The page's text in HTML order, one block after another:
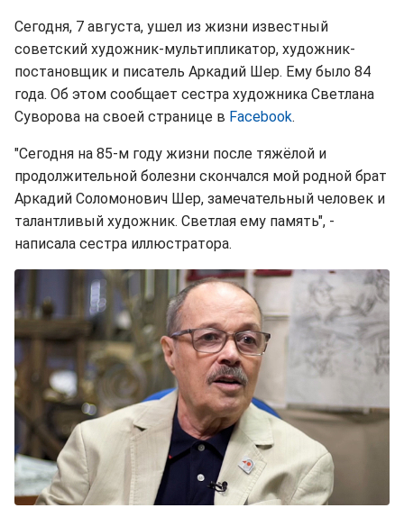
Сегодня, 7 августа, ушел из жизни известный
советский художник-мультипликатор, художник-
постановщик и писатель Аркадий Шер. Ему было 84
года. Об этом сообщает сестра художника Светлана
Суворова на своей странице в Facebook.
"Сегодня на 85-м году жизни после тяжёлой и
продолжительной болезни скончался мой родной брат
Аркадий Соломонович Шер, замечательный человек и
талантливый художник. Светлая ему память", -
написала сестра иллюстратора.